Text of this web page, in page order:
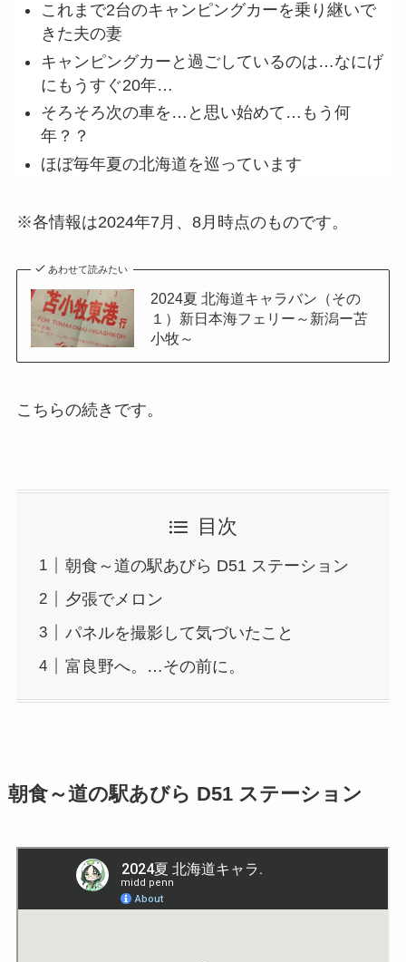
これまで2台のキャンピングカーを乗り継いで
きた夫の妻
キャンピングカーと過ごしているのは…なにげ
にもうすぐ20年…
そろそろ次の車を…と思い始めて…もう何
年？？
ほぼ毎年夏の北海道を巡っています
※各情報は2024年7月、8月時点のものです。
あわせて読みたい
2024夏 北海道キャラバン（その
１）新日本海フェリー～新潟ー苫
小牧～
こちらの続きです。
目次
朝食～道の駅あびら D51 ステーション
夕張でメロン
パネルを撮影して気づいたこと
富良野へ。…その前に。
朝食～道の駅あびら D51 ステーション